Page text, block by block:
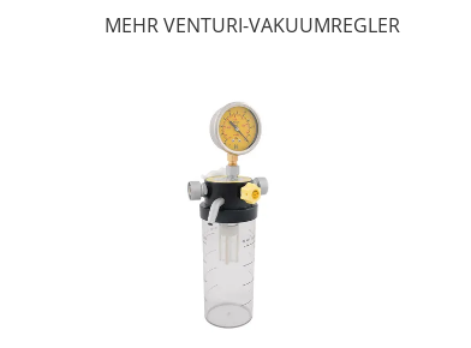
MEHR VENTURI-VAKUUMREGLER